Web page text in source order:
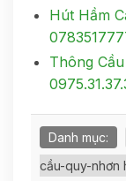
Hút Hầm
Thông
Danh mục:
cầu-quy-nhơn